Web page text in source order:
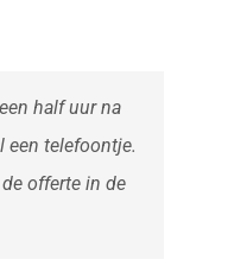
half uur na
een telefoontje.
offerte in de